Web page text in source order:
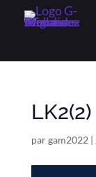
LK2(2)
pargam2022 |